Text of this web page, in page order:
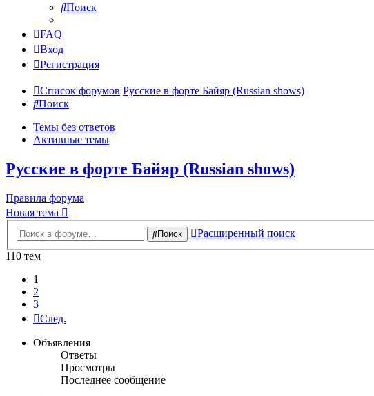
Поиск
FAQ
Вход
Регистрация
Список форумов Русские в форте Байяр (Russian shows)
Поиск
Темы без ответов
Активные темы
Русские в форте Байяр (Russian shows)
Правила форума
Новая тема
Поиск
Расширенный поиск
110 тем
1
2
3
След.
Объявления
Ответы
Просмотры
Последнее сообщение